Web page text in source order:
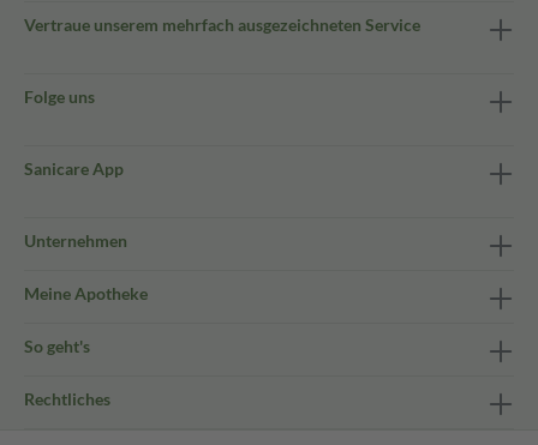
Vertraue unserem mehrfach ausgezeichneten Service
Folge uns
Sanicare App
Unternehmen
Meine Apotheke
So geht's
Rechtliches